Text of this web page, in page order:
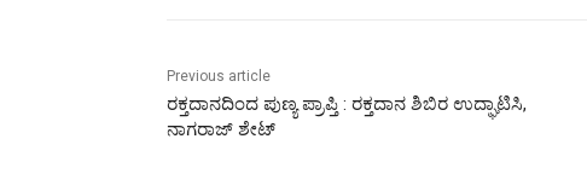
Previous article
ರಕ್ತದಾನದಿಂದ ಪುಣ್ಯ ಪ್ರಾಪ್ತಿ : ರಕ್ತದಾನ ಶಿಬಿರ ಉದ್ಘಾಟಿಸಿ,
ನಾಗರಾಜ್ ಶೇಟ್